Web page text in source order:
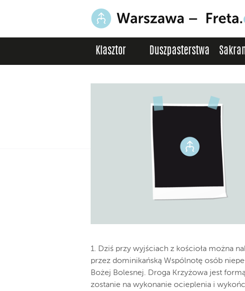
Klasztor Duszpasterstwa
1. Dziś przy wyjściach z kościoła można
przez dominikańską Wspólnotę osób
Bożej Bolesnej. Droga Krzyżowa jest
zostanie na wykonanie ocieplenia i